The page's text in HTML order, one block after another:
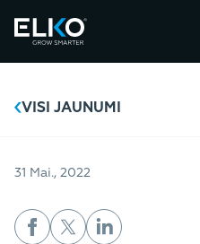
VISI JAUNUMI
31 Mai., 2022